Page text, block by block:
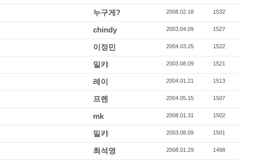
누구게? 2008.02.18 1532
chindy 2003.04.09 1527
이정민 2004.03.25 1522
밀캬 2003.08.09 1521
레이 2004.01.21 1513
프렌 2004.05.15 1507
mk 2008.01.31 1502
밀캬 2003.08.09 1501
최석영 2008.01.29 1498